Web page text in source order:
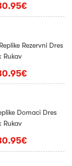
Rezervni Dres
Rukav
Domaci Dres
Rukav